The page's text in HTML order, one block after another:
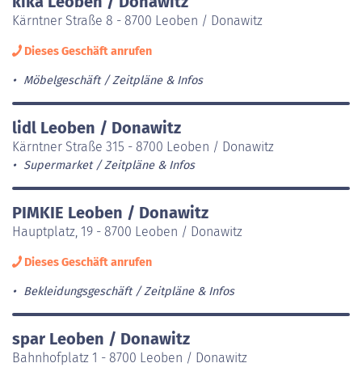
Kärntner Straße 8 - 8700 Leoben / Donawitz
Dieses Geschäft anrufen
Möbelgeschäft Zeitpläne & Infos
lidl Leoben / Donawitz
Kärntner Straße 315 - 8700 Leoben / Donawitz
Supermarket Zeitpläne & Infos
PIMKIE Leoben / Donawitz
Hauptplatz, 19 - 8700 Leoben / Donawitz
Dieses Geschäft anrufen
Bekleidungsgeschäft Zeitpläne & Infos
spar Leoben / Donawitz
Bahnhofplatz 1 - 8700 Leoben / Donawitz